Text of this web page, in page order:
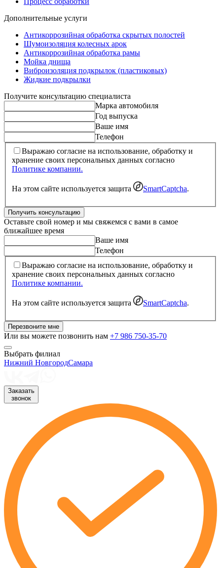
Дополнительные услуги
Антикоррозийная обработка скрытых полостей
Шумоизоляция колесных арок
Антикоррозийная обработка рамы
Мойка днища
Виброизоляция подкрылок (пластиковых)
Жидкие подкрылки
Получите консультацию специалиста
Марка автомобиля
Год выпуска
Ваше имя
Телефон
Выражаю согласие на использование, обработку и
хранение своих персональных данных согласно
Политике компании.
На этом сайте используется защита SmartCaptcha.
Получить консультацию
Оставьте свой номер и мы свяжемся с вами в самое
ближайшее время
Ваше имя
Телефон
Выражаю согласие на использование, обработку и
хранение своих персональных данных согласно
Политике компании.
На этом сайте используется защита SmartCaptcha.
Перезвоните мне
Или вы можете позвонить нам +7 986 750-35-70
Выбрать филиал
Нижний НовгородСамара
Заказать
звонок